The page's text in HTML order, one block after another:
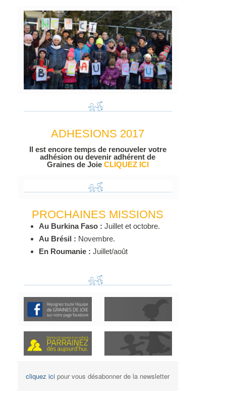
ADHESIONS 2017
Il est encore temps de renouveler votre
adhésion ou devenir adhérent de
Graines de Joie CLIQUEZ ICI
PROCHAINES MISSIONS
Au Burkina Faso : Juillet et octobre.
Au Brésil : Novembre.
En Roumanie : Juillet/août
cliquez icipour vous désabonner de la newsletter